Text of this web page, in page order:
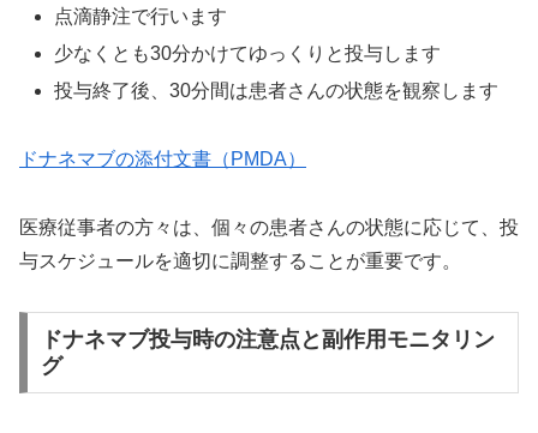
点滴静注で行います
少なくとも30分かけてゆっくりと投与します
投与終了後、30分間は患者さんの状態を観察します
ドナネマブの添付文書（PMDA）
医療従事者の方々は、個々の患者さんの状態に応じて、投
与スケジュールを適切に調整することが重要です。
ドナネマブ投与時の注意点と副作用モニタリン
グ